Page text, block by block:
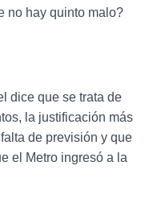
no hay quinto malo?
dice que se trata de
la justificación más
de previsión y que
el Metro ingresó a la